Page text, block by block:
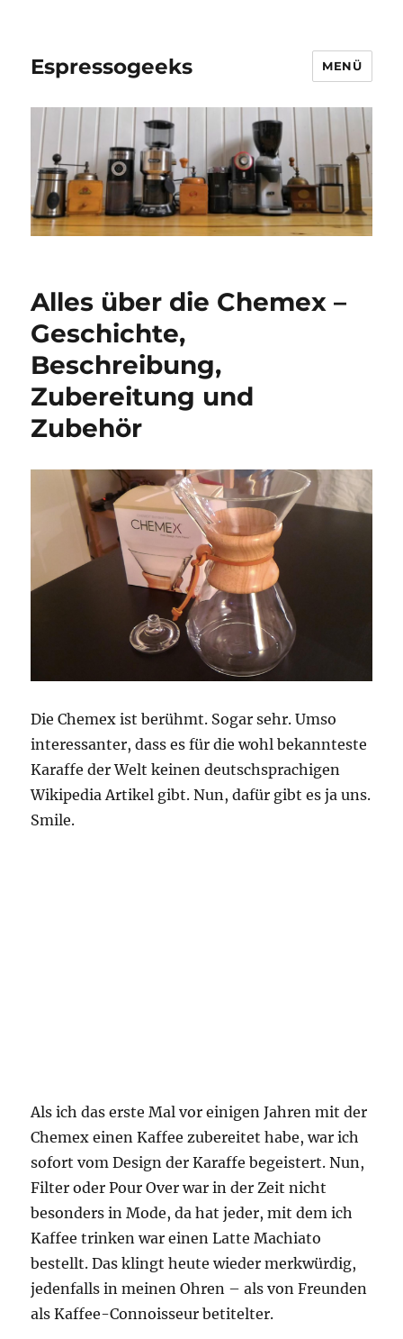
Espressogeeks MENÜ
Alles über die Chemex –
Geschichte,
Beschreibung,
Zubereitung und
Zubehör
Die Chemex ist berühmt. Sogar sehr. Umso
interessanter, dass es für die wohl bekannteste
Karaffe der Welt keinen deutschsprachigen
Wikipedia Artikel gibt. Nun, dafür gibt es ja uns.
Smile.
Als ich das erste Mal vor einigen Jahren mit der
Chemex einen Kaffee zubereitet habe, war ich
sofort vom Design der Karaffe begeistert. Nun,
Filter oder Pour Over war in der Zeit nicht
besonders in Mode, da hat jeder, mit dem ich
Kaffee trinken war einen Latte Machiato
bestellt. Das klingt heute wieder merkwürdig,
jedenfalls in meinen Ohren – als von Freunden
als Kaffee-Connoisseur betitelter.